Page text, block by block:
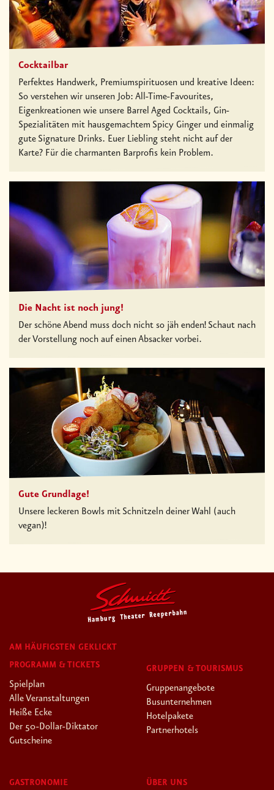
Cocktailbar
Perfektes Handwerk, Premiumspirituosen und kreative Ideen:
So verstehen wir unseren Job: All-Time-Favourites,
Eigenkreationen wie unsere Barrel Aged Cocktails, Gin-
Spezialitäten mit hausgemachtem Spicy Ginger und einmalig
gute Signature Drinks. Euer Liebling steht nicht auf der
Karte? Für die charmanten Barprofis kein Problem.
Die Nacht ist noch jung!
Der schöne Abend muss doch nicht so jäh enden! Schaut nach
der Vorstellung noch auf einen Absacker vorbei.
Gute Grundlage!
Unsere leckeren Bowls mit Schnitzeln deiner Wahl (auch
vegan)!
AM HÄUFIGSTEN GEKLICKT
PROGRAMM & TICKETS
Spielplan
Alle Veranstaltungen
Heiße Ecke
Der 50-Dollar-Diktator
Gutscheine
GRUPPEN & TOURISMUS
Gruppenangebote
Busunternehmen
Hotelpakete
Partnerhotels
GASTRONOMIE ÜBER UNS